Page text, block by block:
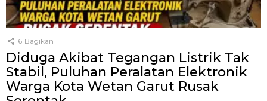
6 Bagikan
Diduga Akibat Tegangan Listrik Tak
Stabil, Puluhan Peralatan Elektronik
Warga Kota Wetan Garut Rusak